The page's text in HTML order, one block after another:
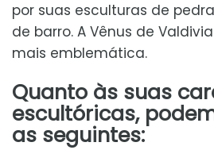
por suas esculturas de
de barro. A Vênus de
mais emblemática.
Quanto às suas
escultóricas,
as seguintes: